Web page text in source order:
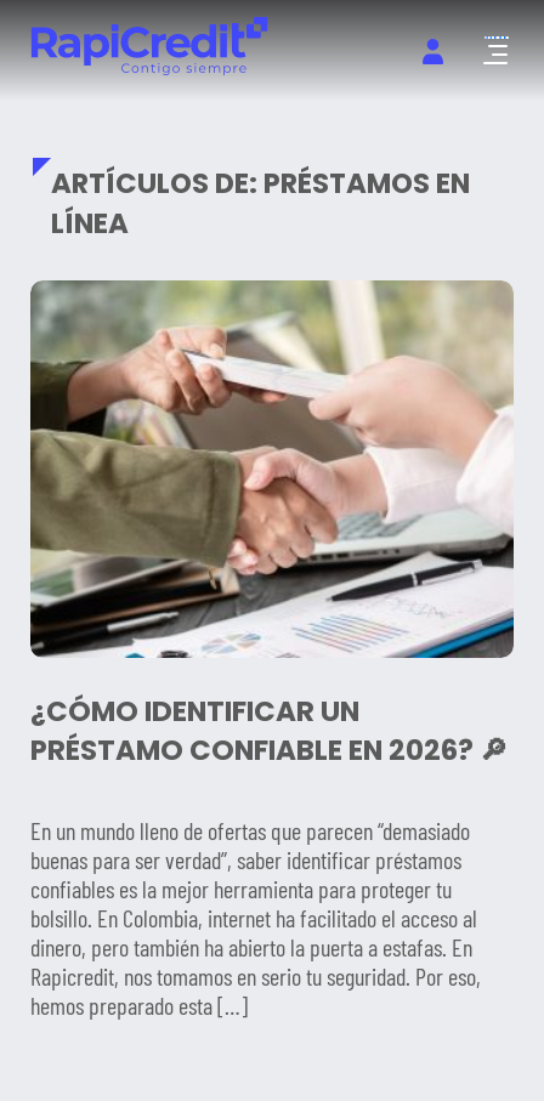
Abrir
ARTÍCULOS DE: PRÉSTAMOS EN
LÍNEA
¿CÓMO IDENTIFICAR UN
PRÉSTAMO CONFIABLE EN 2026? 🔎
En un mundo lleno de ofertas que parecen “demasiado
buenas para ser verdad”, saber identificar préstamos
confiables es la mejor herramienta para proteger tu
bolsillo. En Colombia, internet ha facilitado el acceso al
dinero, pero también ha abierto la puerta a estafas. En
Rapicredit, nos tomamos en serio tu seguridad. Por eso,
hemos preparado esta […]